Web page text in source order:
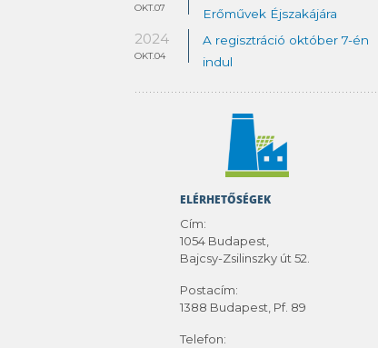
OKT.07
Erőművek Éjszakájára
2024
OKT.04
A regisztráció október 7-én
indul
ELÉRHETŐSÉGEK
Cím:
1054 Budapest,
Bajcsy-Zsilinszky út 52.
Postacím:
1388 Budapest, Pf. 89
Telefon: